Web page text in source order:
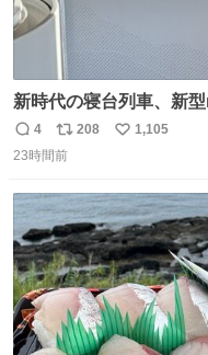
新時代の寝台列車、新
さに走るカプセルホテ
るのにはちょうどいい
返
信
4
リ
ポ
ト
数
208
い
数
1,105
23時間前